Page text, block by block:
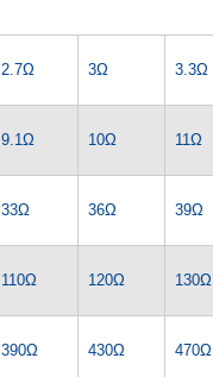
2.7Ω 3Ω 3.3Ω
9.1Ω 10Ω 11Ω
33Ω 36Ω 39Ω
110Ω 120Ω 130Ω
390Ω 430Ω 470Ω